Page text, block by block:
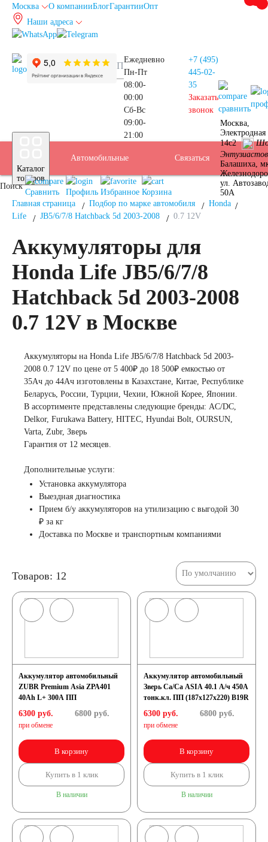
Москва О компанииБлогГарантииОпт
Наши адреса
Ежедневно
Пн-Пт
08:00-
00:00
Сб-Вс
09:00-
21:00
+7 (495)
445-02-
35
Заказать
звонок сравнить
Каталог
товаров
Автомобильные
аккумуляторы
Аккумуляторы для
легковых
автомобилей
Емкость (A/H)
35 А/ч 38 А/ч
45 А/ч 47 А/ч
54 А/ч 55 А/ч
61 А/ч
65 А/ч 66 А/ч
68 А/ч
71 А/ч 72 А/ч
Подбор
АКБ
Услуги
Бренды
Доставка
Оплата
Б/У
АКБ
Контакты
Связаться Москва
Москва,
14с2
Энтузиастов
Балашиха,
ул.
50А
Поиск
Сравнить Профиль Избранное Корзина
Главная страница
Подбор по марке автомобиля
Honda
Life
JB5/6/7/8 Hatchback 5d 2003-2008 0.7 12V
Аккумуляторы для
Honda Life JB5/6/7/8
Hatchback 5d 2003-2008
0.7 12V в Москве
Аккумуляторы на Honda Life JB5/6/7/8 Hatchback 5d 2003-
2008 0.7 12V по цене от 5 400₽ до 18 500₽ емкостью от
35Ач до 44Ач изготовлены в Казахстане, Китае, Республике
Беларусь, России, Турции, Чехии, Южной Корее, Японии.
В ассортименте представлены следующие бренды: AC/DC,
Delkor, Furukawa Battery, HITEC, Hyundai Bolt, OURSUN,
Varta, Zubr, Зверь
Гарантия от 12 месяцев.
Дополнительные услуги:
Установка аккумулятора
Выездная диагностика
Прием б/у аккумуляторов на утилизацию с выгодой 30
₽ за кг
Доставка по Москве и транспортным компаниями
Товаров: 12
Аккумулятор автомобильный
ZUBR Premium Asia ZPA401
40Ah L+ 300A ПП
6300 руб.
при обмене
6800руб.
В корзину
Купить в 1 клик
В наличии
Аккумулятор автомобильный
Зверь Са/Са ASIA 40.1 А/ч 450А
тонк.кл. ПП (187x127x220) B19R
6300 руб.
при обмене
6800руб.
В корзину
Купить в 1 клик
В наличии